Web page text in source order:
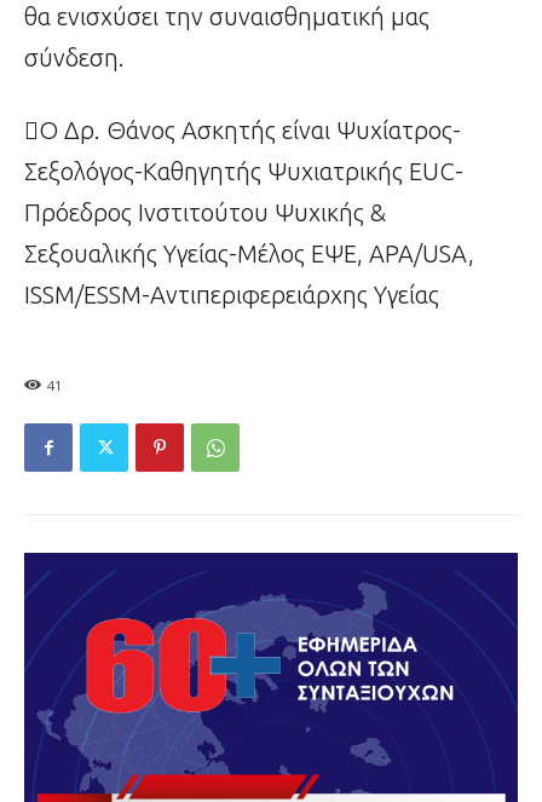
θα ενισχύσει την συναισθηματική μας
σύνδεση.
Ο Δρ. Θάνος Ασκητής είναι Ψυχίατρος-
Σεξολόγος-Καθηγητής Ψυχιατρικής EUC-
Πρόεδρος Ινστιτούτου Ψυχικής &
Σεξουαλικής Υγείας-Μέλος ΕΨΕ, APA/USA,
ISSM/ESSM-Αντιπεριφερειάρχης Υγείας
41